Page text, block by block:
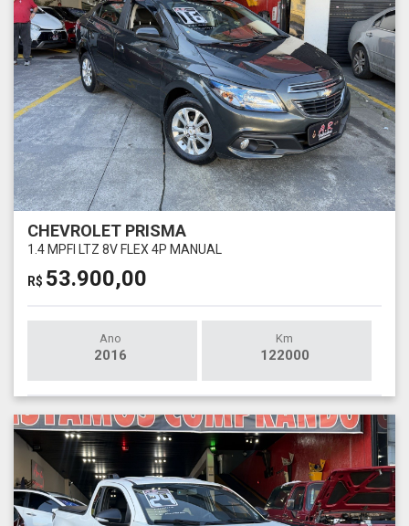
CHEVROLET PRISMA
1.4 MPFI LTZ 8V FLEX 4P MANUAL
R$ 53.900,00
Ano
2016
Km
122000